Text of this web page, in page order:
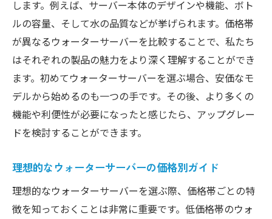
します。例えば、サーバー本体のデザインや機能、ボト
ルの容量、そして水の品質などが挙げられます。価格帯
が異なるウォーターサーバーを比較することで、私たち
はそれぞれの製品の魅力をより深く理解することができ
ます。初めてウォーターサーバーを選ぶ場合、安価なモ
デルから始めるのも一つの手です。その後、より多くの
機能や利便性が必要になったと感じたら、アップグレー
ドを検討することができます。
理想的なウォーターサーバーの価格別ガイド
理想的なウォーターサーバーを選ぶ際、価格帯ごとの特
徴を知っておくことは非常に重要です。低価格帯のウォ